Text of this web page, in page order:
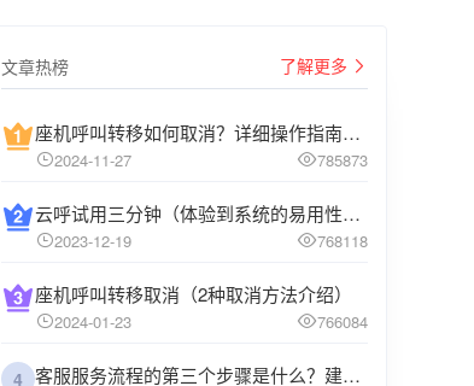
文章热榜 了解更多
座机呼叫转移如何取消？详细操作指南介绍
2024-11-27 785873
云呼试用三分钟（体验到系统的易用性和高效性）
2023-12-19 768118
座机呼叫转移取消（2种取消方法介绍）
2024-01-23 766084
4 客服服务流程的第三个步骤是什么？建议企业阅读